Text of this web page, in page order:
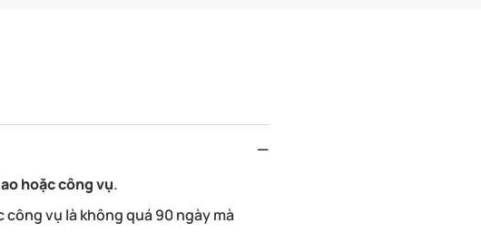
hoặc công vụ.
vụ là không quá 90 ngày mà